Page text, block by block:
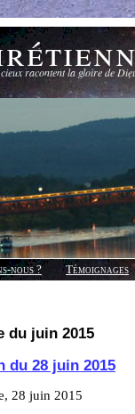
racontent la gloire de
nous ?
Témoignages
du juin 2015
du 28 juin 2015
28 juin 2015